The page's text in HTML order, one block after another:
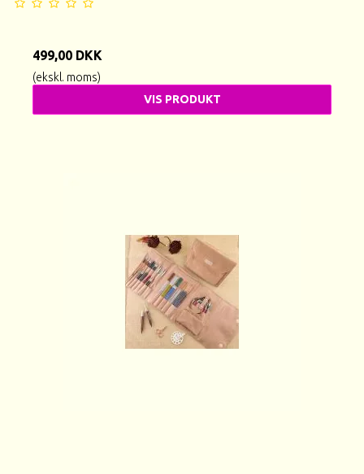
499,00 DKK
(ekskl. moms)
VIS PRODUKT